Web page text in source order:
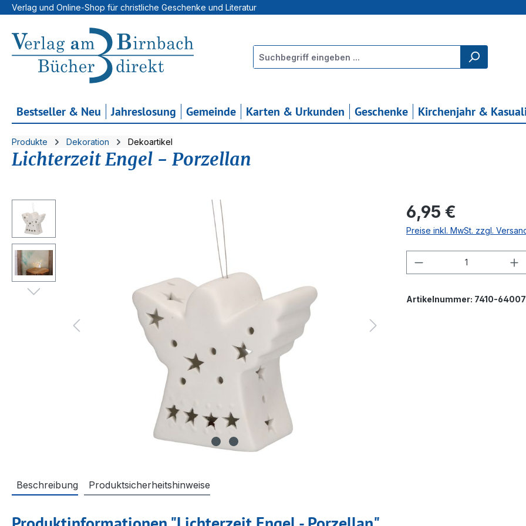
Hauptinhalt springen
Zur Suche springen
Zur Hauptnavigation springen
Verlag und Online-Shop für christliche Geschenke und Literatur
Bestseller & Neu Jahreslosung Gemeinde Karten & Urkunden Geschenke Kirchenjahr &
Produkte Dekoration Dekoartikel
Lichterzeit Engel - Porzellan
Regulärer Preis:
6,95 €
Preise inkl. MwSt. zzgl.
Produkt Anzahl:
Artikelnummer: 7410-
Beschreibung Produktsicherheitshinweise